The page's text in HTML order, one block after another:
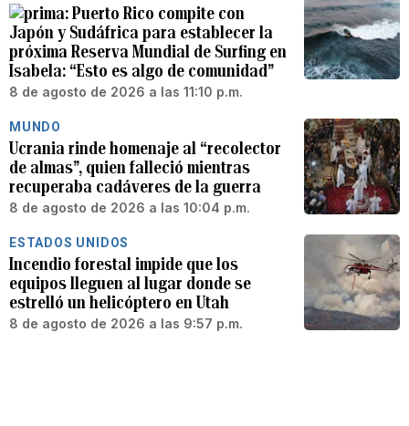
Puerto Rico compite con
Japón y Sudáfrica para establecer la
próxima Reserva Mundial de Surfing en
Isabela: “Esto es algo de comunidad”
8 de agosto de 2026 a las 11:10 p.m.
MUNDO
Ucrania rinde homenaje al “recolector
de almas”, quien falleció mientras
recuperaba cadáveres de la guerra
8 de agosto de 2026 a las 10:04 p.m.
ESTADOS UNIDOS
Incendio forestal impide que los
equipos lleguen al lugar donde se
estrelló un helicóptero en Utah
8 de agosto de 2026 a las 9:57 p.m.